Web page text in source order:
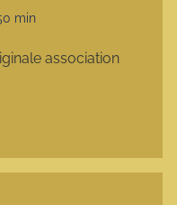
min
association